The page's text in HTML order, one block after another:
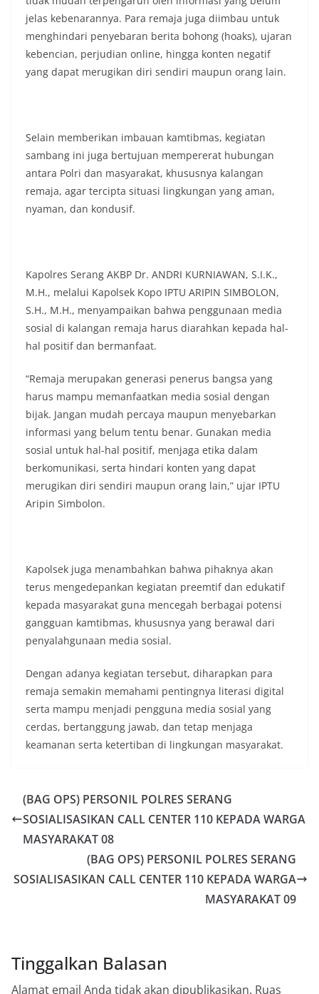
jelas kebenarannya. Para remaja juga diimbau untuk
menghindari penyebaran berita bohong (hoaks), ujaran
kebencian, perjudian online, hingga konten negatif
yang dapat merugikan diri sendiri maupun orang lain.
Selain memberikan imbauan kamtibmas, kegiatan
sambang ini juga bertujuan mempererat hubungan
antara Polri dan masyarakat, khususnya kalangan
remaja, agar tercipta situasi lingkungan yang aman,
nyaman, dan kondusif.
Kapolres Serang AKBP Dr. ANDRI KURNIAWAN, S.I.K.,
M.H., melalui Kapolsek Kopo IPTU ARIPIN SIMBOLON,
S.H., M.H., menyampaikan bahwa penggunaan media
sosial di kalangan remaja harus diarahkan kepada hal-
hal positif dan bermanfaat.
“Remaja merupakan generasi penerus bangsa yang
harus mampu memanfaatkan media sosial dengan
bijak. Jangan mudah percaya maupun menyebarkan
informasi yang belum tentu benar. Gunakan media
sosial untuk hal-hal positif, menjaga etika dalam
berkomunikasi, serta hindari konten yang dapat
merugikan diri sendiri maupun orang lain,” ujar IPTU
Aripin Simbolon.
Kapolsek juga menambahkan bahwa pihaknya akan
terus mengedepankan kegiatan preemtif dan edukatif
kepada masyarakat guna mencegah berbagai potensi
gangguan kamtibmas, khususnya yang berawal dari
penyalahgunaan media sosial.
Dengan adanya kegiatan tersebut, diharapkan para
remaja semakin memahami pentingnya literasi digital
serta mampu menjadi pengguna media sosial yang
cerdas, bertanggung jawab, dan tetap menjaga
keamanan serta ketertiban di lingkungan masyarakat.
(BAG OPS) PERSONIL POLRES SERANG
SOSIALISASIKAN CALL CENTER 110 KEPADA WARGA
MASYARAKAT 08
(BAG OPS) PERSONIL POLRES SERANG
SOSIALISASIKAN CALL CENTER 110 KEPADA WARGA
MASYARAKAT 09
Tinggalkan Balasan
Alamat email Anda tidak akan dipublikasikan. Ruas